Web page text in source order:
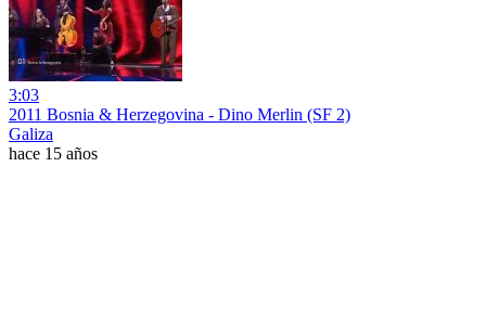
3:03
2011 Bosnia & Herzegovina - Dino Merlin (SF 2)
Galiza
hace 15 años